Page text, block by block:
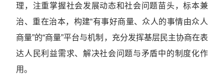
理，注重掌握社会发展动态和社会问题苗头，标本兼
治、重在治本，构建“有事好商量、众人的事情由众人
商量”的“商量”平台与机制，充分发挥基层民主协商在表
达人民利益需求、解决社会问题与矛盾中的制度化作
用。